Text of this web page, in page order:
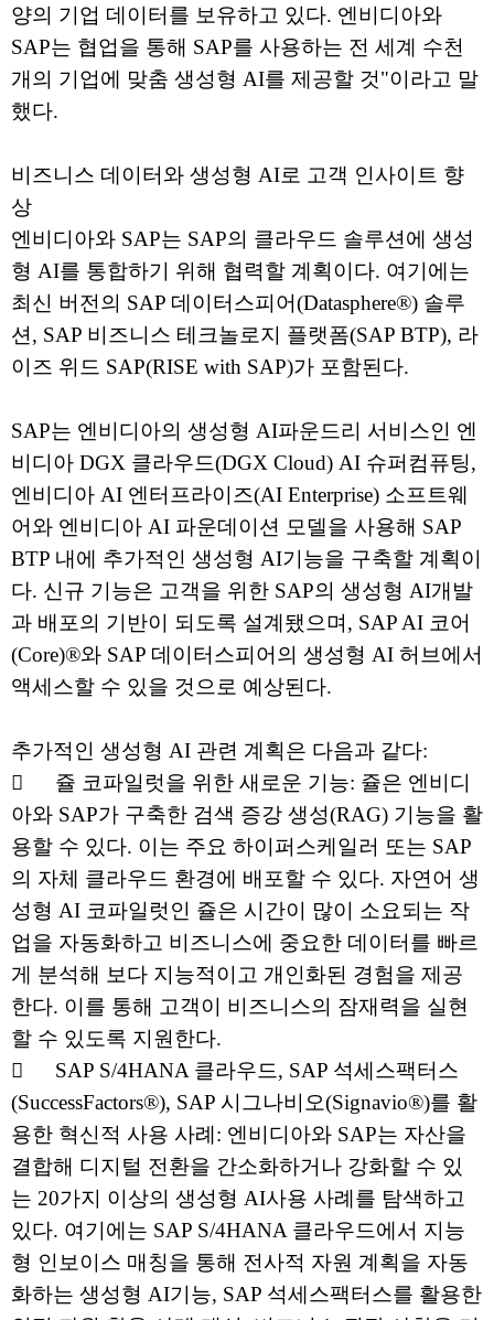
양의 기업 데이터를 보유하고 있다. 엔비디아와
SAP는 협업을 통해 SAP를 사용하는 전 세계 수천
개의 기업에 맞춤 생성형 AI를 제공할 것"이라고 말
했다.
비즈니스 데이터와 생성형 AI로 고객 인사이트 향
상
엔비디아와 SAP는 SAP의 클라우드 솔루션에 생성
형 AI를 통합하기 위해 협력할 계획이다. 여기에는
최신 버전의 SAP 데이터스피어(Datasphere®) 솔루
션, SAP 비즈니스 테크놀로지 플랫폼(SAP BTP), 라
이즈 위드 SAP(RISE with SAP)가 포함된다.
SAP는 엔비디아의 생성형 AI파운드리 서비스인 엔
비디아 DGX 클라우드(DGX Cloud) AI 슈퍼컴퓨팅,
엔비디아 AI 엔터프라이즈(AI Enterprise) 소프트웨
어와 엔비디아 AI 파운데이션 모델을 사용해 SAP
BTP 내에 추가적인 생성형 AI기능을 구축할 계획이
다. 신규 기능은 고객을 위한 SAP의 생성형 AI개발
과 배포의 기반이 되도록 설계됐으며, SAP AI 코어
(Core)®와 SAP 데이터스피어의 생성형 AI 허브에서
액세스할 수 있을 것으로 예상된다.
추가적인 생성형 AI 관련 계획은 다음과 같다:

쥴 코파일럿을 위한 새로운 기능: 쥴은 엔비디
아와 SAP가 구축한 검색 증강 생성(RAG) 기능을 활
용할 수 있다. 이는 주요 하이퍼스케일러 또는 SAP
의 자체 클라우드 환경에 배포할 수 있다. 자연어 생
성형 AI 코파일럿인 쥴은 시간이 많이 소요되는 작
업을 자동화하고 비즈니스에 중요한 데이터를 빠르
게 분석해 보다 지능적이고 개인화된 경험을 제공
한다. 이를 통해 고객이 비즈니스의 잠재력을 실현
할 수 있도록 지원한다.

SAP S/4HANA 클라우드, SAP 석세스팩터스
(SuccessFactors®), SAP 시그나비오(Signavio®)를 활
용한 혁신적 사용 사례: 엔비디아와 SAP는 자산을
결합해 디지털 전환을 간소화하거나 강화할 수 있
는 20가지 이상의 생성형 AI사용 사례를 탐색하고
있다. 여기에는 SAP S/4HANA 클라우드에서 지능
형 인보이스 매칭을 통해 전사적 자원 계획을 자동
화하는 생성형 AI기능, SAP 석세스팩터스를 활용한